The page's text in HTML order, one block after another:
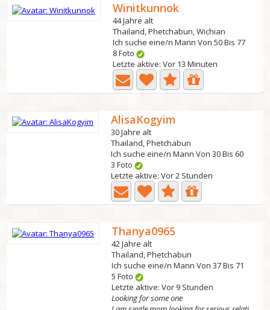
Winitkunnok
44 Jahre alt
Thailand, Phetchabun, Wichian
Ich suche eine/n Mann Von 50 Bis 77
8 Foto
Letzte aktive: Vor 13 Minuten
AlisaKogyim
30 Jahre alt
Thailand, Phetchabun
Ich suche eine/n Mann Von 30 Bis 60
3 Foto
Letzte aktive: Vor 2 Stunden
Thanya0965
42 Jahre alt
Thailand, Phetchabun
Ich suche eine/n Mann Von 37 Bis 71
5 Foto
Letzte aktive: Vor 9 Stunden
Looking for some one